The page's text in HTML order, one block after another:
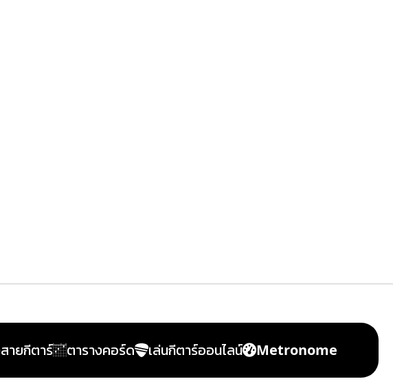
ายกีตาร์ ตารางคอร์ด เล่นกีตาร์ออนไลน์ Metronome